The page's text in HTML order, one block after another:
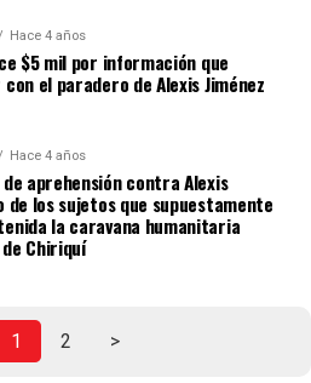
Hace 4 años
$5 mil por información que
el paradero de Alexis Jiménez
Hace 4 años
aprehensión contra Alexis
de los sujetos que supuestamente
la caravana humanitaria
Chiriquí
1 2 >